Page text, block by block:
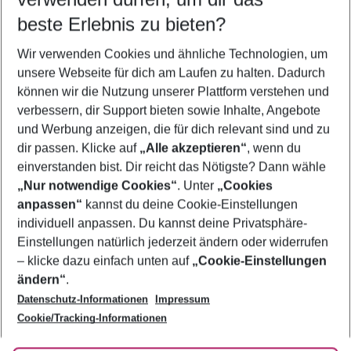
5-8 Nächte
2 Erwachsene Keine Kinder
Mehr Filter anzeigen
Footer
Footer navigation
Über uns
AGB
Bestpreisgarantie
Cookie-Einstellungen ändern
Cookie-Richtlinie
Agenturbetreuung
Barrierefreies Reisen
Folge uns
beste Erlebnis zu bieten?
Wir verwenden Cookies und ähnliche Technologien, um
unsere Webseite für dich am Laufen zu halten. Dadurch
können wir die Nutzung unserer Plattform verstehen und
verbessern, dir Support bieten sowie Inhalte, Angebote
und Werbung anzeigen, die für dich relevant sind und zu
dir passen. Klicke auf „Alle akzeptieren“, wenn du
einverstanden bist. Dir reicht das Nötigste? Dann wähle
„Nur notwendige Cookies“. Unter „Cookies
anpassen“ kannst du deine Cookie-Einstellungen
individuell anpassen. Du kannst deine Privatsphäre-
Einstellungen natürlich jederzeit ändern oder widerrufen
– klicke dazu einfach unten auf „Cookie-Einstellungen
ändern“.
Datenschutz-Informationen
Impressum
Cookie/Tracking-Informationen